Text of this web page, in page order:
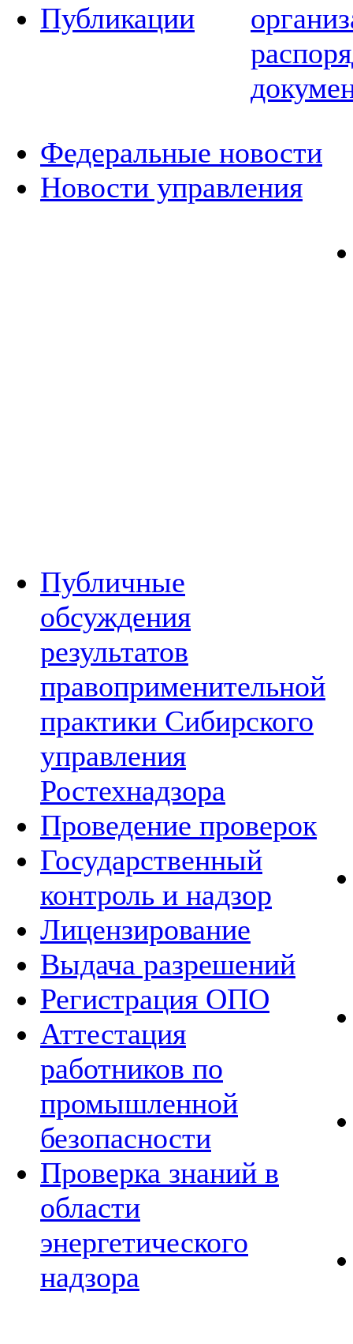
Публикации
Федеральные новости
Новости управления
Публичные
обсуждения
результатов
правоприменительной
практики Сибирского
управления
Ростехнадзора
Проведение проверок
Государственный
контроль и надзор
Лицензирование
Выдача разрешений
Регистрация ОПО
Аттестация
работников по
промышленной
безопасности
Проверка знаний в
области
энергетического
надзора